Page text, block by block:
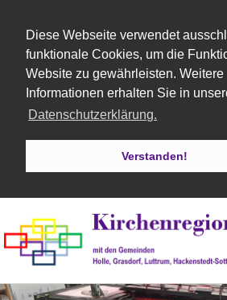
Diese Webseite verwendet
funktionale Cookies, um die
Website zu gewährleisten. Weitere
Informationen erhalten Sie in
Datenschutzerklärung.
Verstanden!